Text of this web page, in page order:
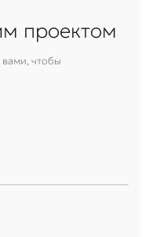
проектом
чтобы